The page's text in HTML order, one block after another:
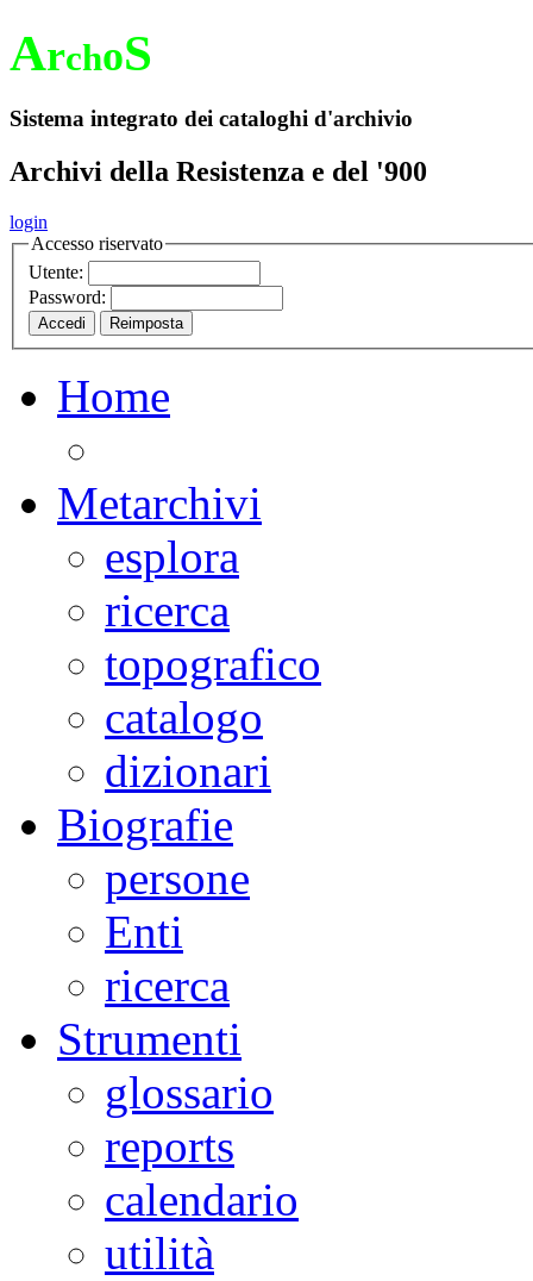
ArchoS
Sistema integrato dei cataloghi d'archivio
Archivi della Resistenza e del '900
login
Accesso riservato
Utente:
Password:
Home
Metarchivi
esplora
ricerca
topografico
catalogo
dizionari
Biografie
persone
Enti
ricerca
Strumenti
glossario
reports
calendario
utilità